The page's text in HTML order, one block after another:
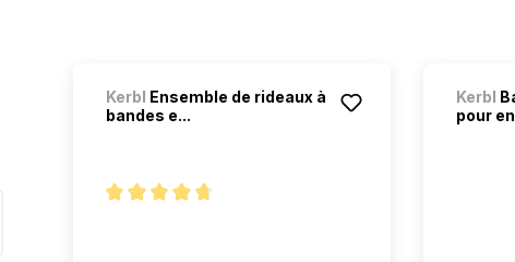
Kerbl Ensemble de rideaux à
bandes e...
Kerbl
pour